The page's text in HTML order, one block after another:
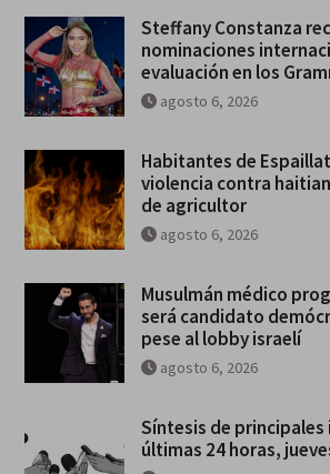
Steffany Constanza
nominaciones
evaluación en los
agosto 6, 2026
Habitantes de
violencia contra
de agricultor
agosto 6, 2026
Musulmán médico
será candidato
pese al lobby israelí
agosto 6, 2026
Síntesis de
últimas 24 horas,